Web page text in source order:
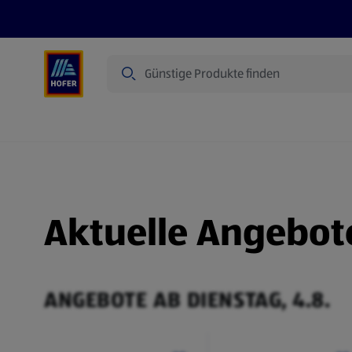
Aktuelle
ANGEBOTE AB DIENSTAG, 4.8.